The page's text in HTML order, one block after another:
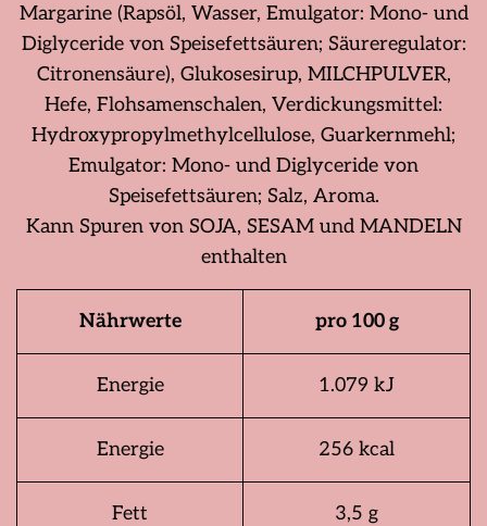
Margarine (Rapsöl, Wasser, Emulgator: Mono- und
Diglyceride von Speisefettsäuren; Säureregulator:
Citronensäure), Glukosesirup, MILCHPULVER,
Hefe, Flohsamenschalen, Verdickungsmittel:
Hydroxypropylmethylcellulose, Guarkernmehl;
Emulgator: Mono- und Diglyceride von
Speisefettsäuren; Salz, Aroma.
Kann Spuren von SOJA, SESAM und MANDELN
enthalten
Nährwerte pro 100 g
Energie 1.079 kJ
Energie 256 kcal
Fett 3,5 g